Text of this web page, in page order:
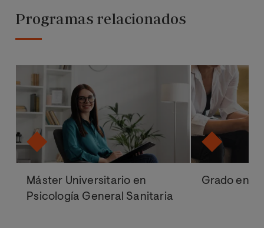
Programas relacionados
Máster Universitario en
Psicología General Sanitaria
Grado en